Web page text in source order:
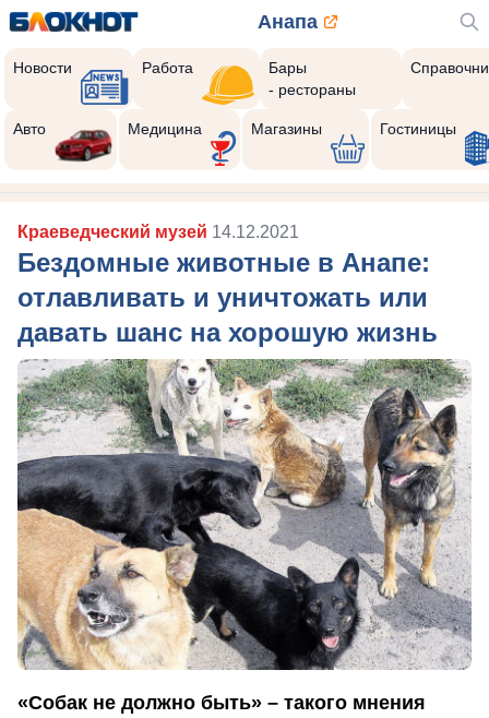
Анапа
Новости Работа
Бары
- рестораны
Авто Медицина Магазины Гостиницы
Краеведческий музей 14.12.2021
Бездомные животные в Анапе:
отлавливать и уничтожать или
давать шанс на хорошую жизнь
«Собак не должно быть» – такого мнения